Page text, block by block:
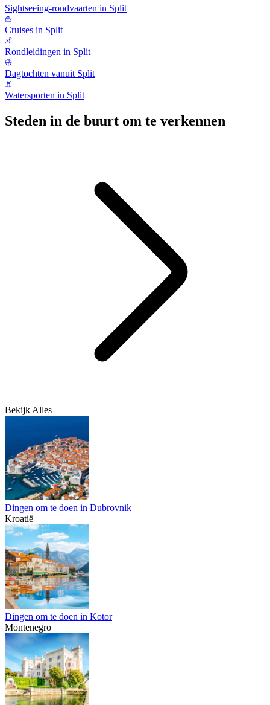
Sightseeing-rondvaarten in Split
Cruises in Split
Rondleidingen in Split
Dagtochten vanuit Split
Watersporten in Split
Steden in de buurt om te verkennen
Bekijk Alles
Dingen om te doen in Dubrovnik
Kroatië
Dingen om te doen in Kotor
Montenegro